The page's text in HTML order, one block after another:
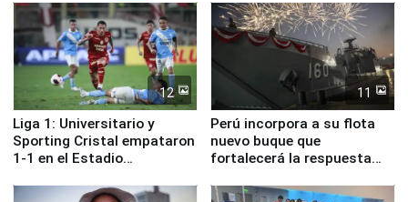
12
Liga 1: Universitario y
Sporting Cristal empataron
1-1 en el Estadio
11
Perú incorpora a su flota
nuevo buque que
fortalecerá la respuesta